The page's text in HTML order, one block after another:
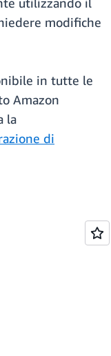
modifiche
in tutte le
Amazon
la
di